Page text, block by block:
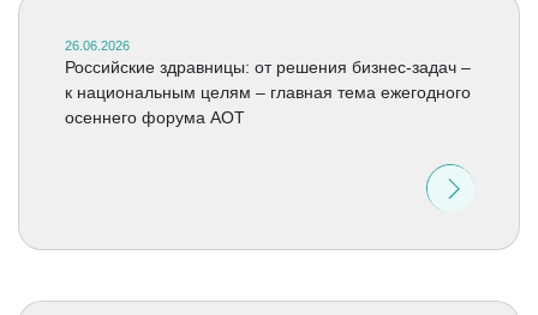
26.06.2026
Российские здравницы: от решения бизнес-задач –
к национальным целям – главная тема ежегодного
осеннего форума АОТ